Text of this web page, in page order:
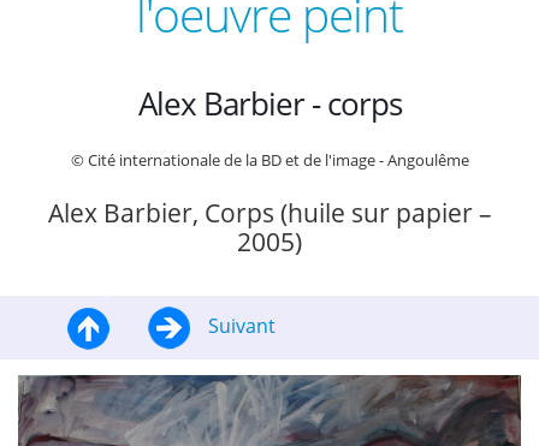
l'oeuvre peint
Alex Barbier - corps
© Cité internationale de la BD et de l'image - Angoulême
Alex Barbier, Corps (huile sur papier –
2005)
Suivant